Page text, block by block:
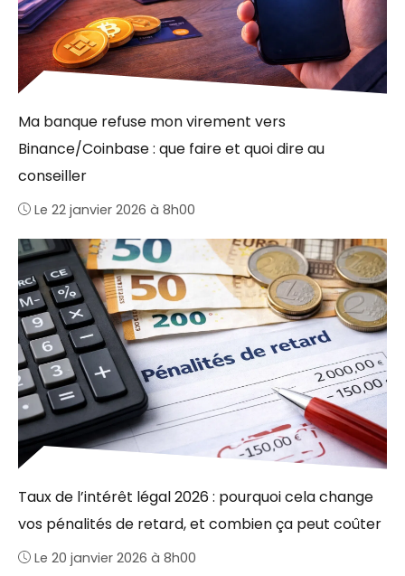
Ma banque refuse mon virement vers
Binance/Coinbase : que faire et quoi dire au
conseiller
Le 22 janvier 2026 à 8h00
Taux de l’intérêt légal 2026 : pourquoi cela change
vos pénalités de retard, et combien ça peut coûter
Le 20 janvier 2026 à 8h00